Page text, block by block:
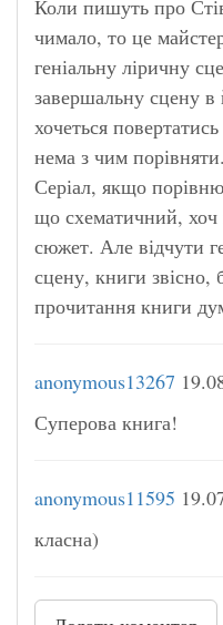
Коли пишуть про
чимало, то це
геніальну ліричну
завершальну сцену в
хочеться
нема з чим порівняти.
Серіал, якщо
що схематичний, хоч
сюжет. Але відчути
сцену, книги звісно,
прочитання книги
anonymous13267
Суперова книга!
anonymous11595
класна)